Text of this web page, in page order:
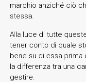
marchio anziché ciò
stessa.
Alla luce di tutte
tener conto di quale
bene su di essa
la differenza tra una
gestire.